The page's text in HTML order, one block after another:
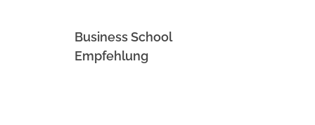
Business School
Empfehlung